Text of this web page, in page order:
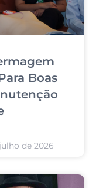
Boas
de 2026